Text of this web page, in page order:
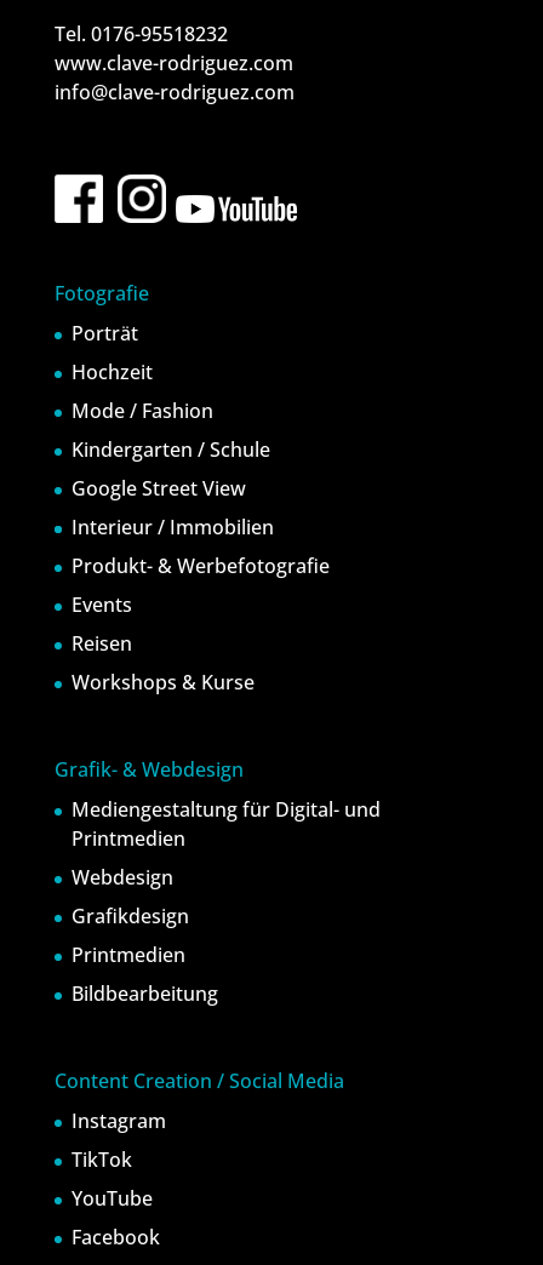
Tel. 0176-95518232
www.clave-rodriguez.com
info@clave-rodriguez.com
Fotografie
Porträt
Hochzeit
Mode / Fashion
Kindergarten / Schule
Google Street View
Interieur / Immobilien
Produkt- & Werbefotografie
Events
Reisen
Workshops & Kurse
Grafik- & Webdesign
Mediengestaltung für Digital- und
Printmedien
Webdesign
Grafikdesign
Printmedien
Bildbearbeitung
Content Creation / Social Media
Instagram
TikTok
YouTube
Facebook